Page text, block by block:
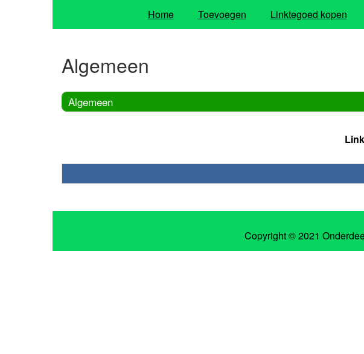
Home Toevoegen Linktegoed kopen
Algemeen
Algemeen
Copyright © 2021